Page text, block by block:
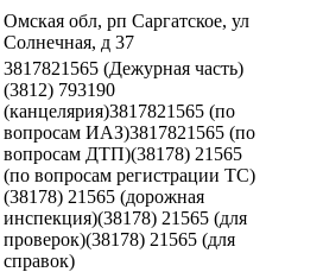
Омская обл, рп Саргатское, ул
Солнечная, д 37
3817821565 (Дежурная часть)
(3812) 793190
(канцелярия)3817821565 (по
вопросам ИАЗ)3817821565 (по
вопросам ДТП)(38178) 21565
(по вопросам регистрации ТС)
(38178) 21565 (дорожная
инспекция)(38178) 21565 (для
проверок)(38178) 21565 (для
справок)